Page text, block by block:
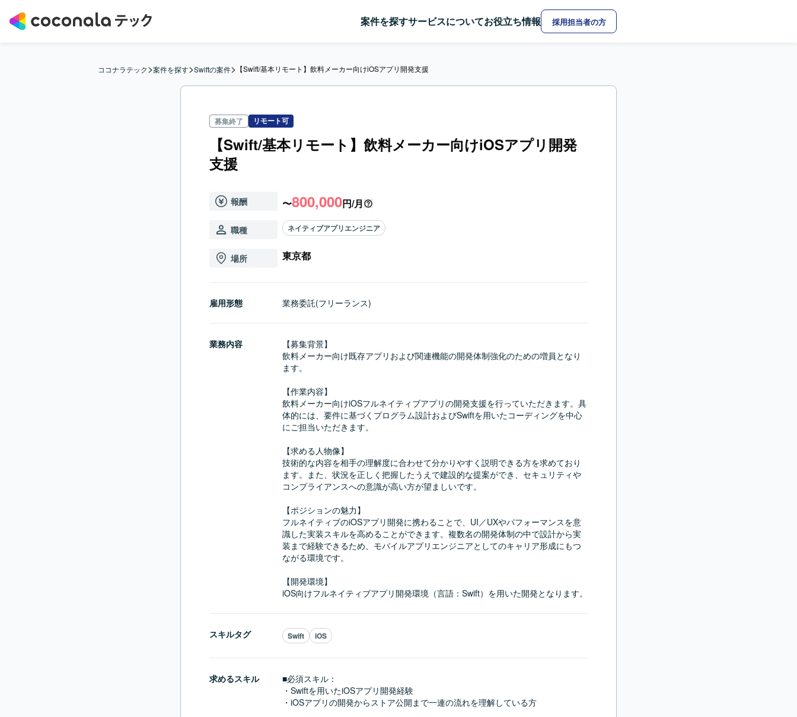
案件を探すサービスについてお役立ち情報 採用担当者の方
ココナラテック>案件を探す>Swiftの案件> 【Swift/基本リモート】飲料メーカー向けiOSアプリ開発支援
募集終了 リモート可
【Swift/基本リモート】飲料メーカー向けiOSアプリ開発
支援
報酬 〜800,000円/月
職種 ネイティブアプリエンジニア
場所 東京都
雇用形態 業務委託(フリーランス)
業務内容
【募集背景】
飲料メーカー向け既存アプリおよび関連機能の開発体制強化のための増員となり
ます。
【作業内容】
飲料メーカー向けiOSフルネイティブアプリの開発支援を行っていただきます。具
体的には、要件に基づくプログラム設計およびSwiftを用いたコーディングを中心
にご担当いただきます。
【求める人物像】
技術的な内容を相手の理解度に合わせて分かりやすく説明できる方を求めており
ます。また、状況を正しく把握したうえで建設的な提案ができ、セキュリティや
コンプライアンスへの意識が高い方が望ましいです。
【ポジションの魅力】
フルネイティブのiOSアプリ開発に携わることで、UI／UXやパフォーマンスを意
識した実装スキルを高めることができます。複数名の開発体制の中で設計から実
装まで経験できるため、モバイルアプリエンジニアとしてのキャリア形成にもつ
ながる環境です。
【開発環境】
iOS向けフルネイティブアプリ開発環境（言語：Swift）を用いた開発となります。
スキルタグ Swift iOS
求めるスキル
■必須スキル：
・Swiftを用いたiOSアプリ開発経験
・iOSアプリの開発からストア公開まで一連の流れを理解している方